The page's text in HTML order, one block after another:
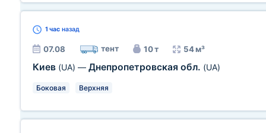
1 час назад
07.08 тент 10 т 54 м³
Киев (UA) — Днепропетровская обл. (UA)
Боковая Верхняя